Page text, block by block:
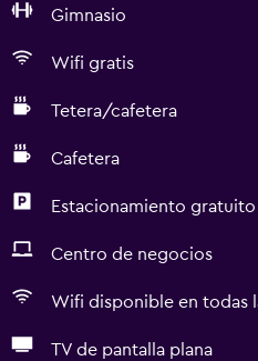
Gimnasio
Wifi gratis
Tetera/cafetera
Cafetera
Estacionamiento gratuito
Centro de negocios
Wifi disponible en todas
TV de pantalla plana